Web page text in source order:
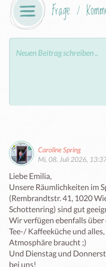
Frage /
Caroline Spring
Mi, 08. Juli 2026,
Liebe Emilia,
Unsere Räumlichkeiten im
(Rembrandtstr. 41, 1020
Schottenring) sind gut
Wir verfügen ebenfalls über
Tee-/ Kaffeeküche und
Atmosphäre braucht ;)
Und Dienstag und
bei uns!